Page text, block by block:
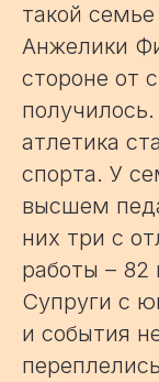
такой
Анжелики
стороне от
атлетика
спорта. У
высшем
них три с
работы – 82
Супруги с
и события